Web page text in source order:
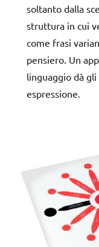
soltanto dalla
struttura in cui
come frasi
pensiero. Un
linguaggio dà
espressione.